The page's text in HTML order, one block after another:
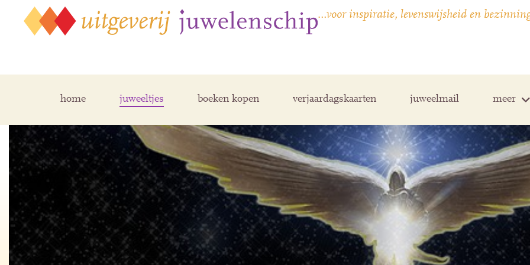
…voor inspiratie, levenswijsheid en
home juweeltjes boeken kopen verjaardagskaarten juweelmail meer